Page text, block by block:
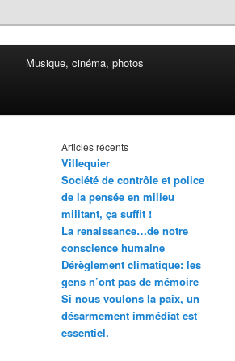
Musique, cinéma, photos
Articles récents
Villequier
Société de contrôle et police
de la pensée en milieu
militant, ça suffit !
La renaissance…de notre
conscience humaine
Dérèglement climatique: les
gens n’ont pas de mémoire
Si nous voulons la paix, un
désarmement immédiat est
essentiel.